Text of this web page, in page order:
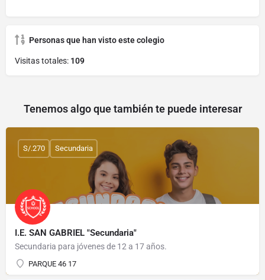
Personas que han visto este colegio
Visitas totales: 109
Tenemos algo que también te puede interesar
I.E. SAN GABRIEL "Secundaria"
Secundaria para jóvenes de 12 a 17 años.
PARQUE 46 17
S/.270 Secundaria